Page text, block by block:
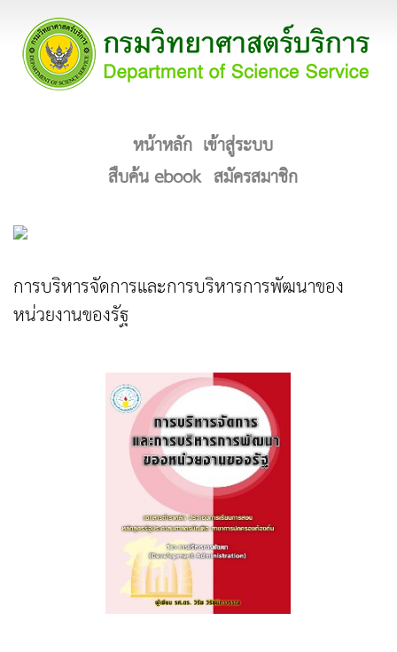
หน้าหลัก เข้าสู่ระบบ
สืบค้น ebook สมัครสมาชิก
การบริหารจัดการและการบริหารการพัฒนาของ
หน่วยงานของรัฐ